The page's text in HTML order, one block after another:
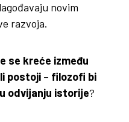
novim
razvoja.
se kreće između
postoji – filozofi bi
odvijanju istorije?